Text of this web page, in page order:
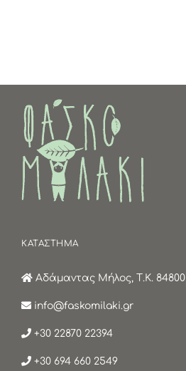
ΚΑΤΑΣΤΗΜΑ
Αδάμαντας Μήλος, Τ.Κ. 84800
info@faskomilaki.gr
+30 22870 22394
+30 694 660 2549